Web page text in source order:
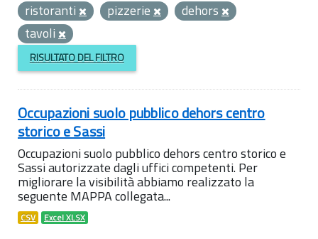
ristoranti
pizzerie
dehors
tavoli
RISULTATO DEL FILTRO
Occupazioni suolo pubblico dehors centro
storico e Sassi
Occupazioni suolo pubblico dehors centro storico e
Sassi autorizzate dagli uffici competenti. Per
migliorare la visibilità abbiamo realizzato la
seguente MAPPA collegata...
CSV Excel XLSX